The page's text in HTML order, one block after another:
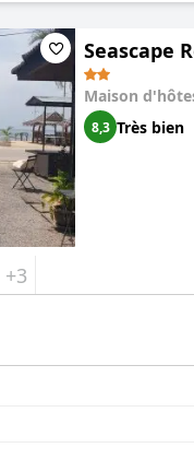
Seascape
Maison
8,3 Très bien
+3